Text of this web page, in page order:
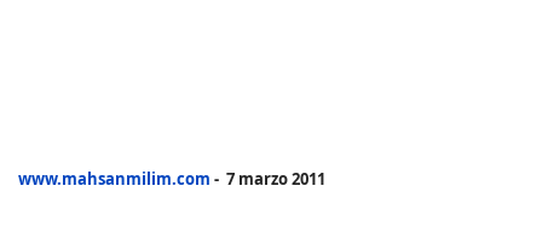
www.mahsanmilim.com - 7 marzo 2011